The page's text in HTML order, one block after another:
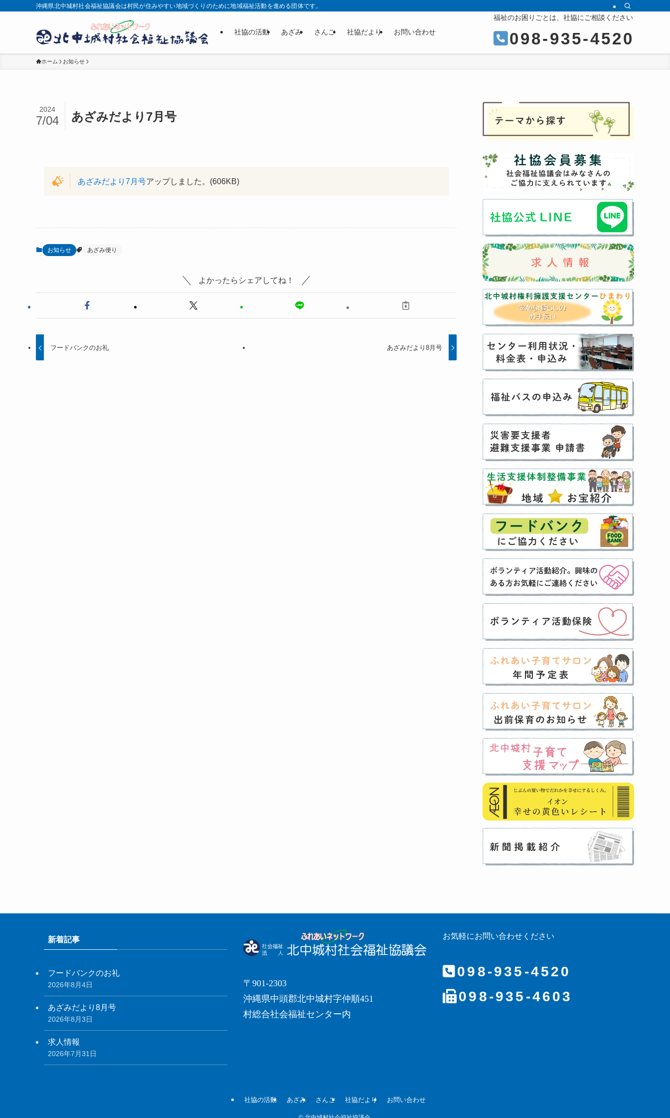
沖縄県北中城村社会福祉協議会は村民が住みやすい地域づくりのために地域福祉活動を進める団体です。
社協の活動 あざみ さんご 社協だより お問い合わせ
福祉のお困りごとは、社協にご相談ください
098-935-4520
ホーム お知らせ
あざみだより7月号
2024
7/04
あざみだより7月号アップしました。(606KB)
お知らせ あざみ便り
よかったらシェアしてね！
フードバンクのお礼 あざみだより8月号
新着記事
フードバンクのお礼
2026年8月4日
あざみだより8月号
2026年8月3日
求人情報
2026年7月31日
〒901-2303
沖縄県中頭郡北中城村字仲順451
村総合社会福祉センター内
お気軽にお問い合わせください
098-935-4520
098-935-4603
社協の活動 あざみ さんご 社協だより お問い合わせ